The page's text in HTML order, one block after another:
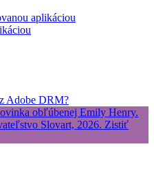
aplikáciou
Adobe DRM?